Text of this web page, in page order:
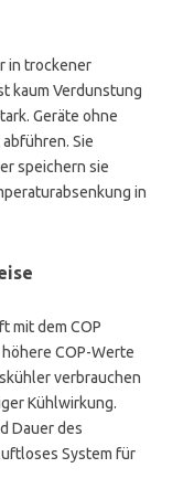
in trockener
kaum Verdunstung
Geräte ohne
Sie
speichern sie
in
mit dem COP
COP-Werte
verbrauchen
Kühlwirkung.
Dauer des
System für